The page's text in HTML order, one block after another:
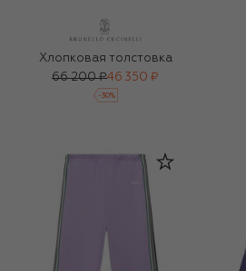
Хлопковая толстовка
66 200 ₽46 350 ₽
-30%